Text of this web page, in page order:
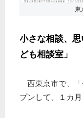
東
小さな相談、
ども相談室」
西東京市で、「
プンして、１カ月